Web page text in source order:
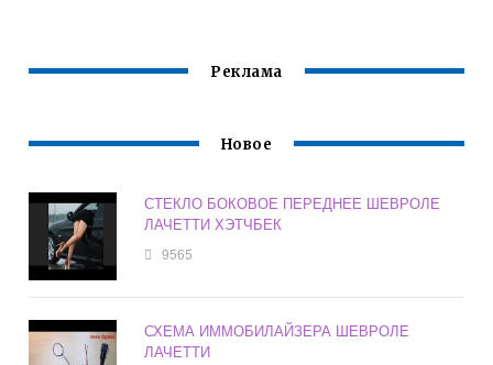
Реклама
Новое
СТЕКЛО БОКОВОЕ ПЕРЕДНЕЕ ШЕВРОЛЕ
ЛАЧЕТТИ ХЭТЧБЕК
9565
СХЕМА ИММОБИЛАЙЗЕРА ШЕВРОЛЕ
ЛАЧЕТТИ